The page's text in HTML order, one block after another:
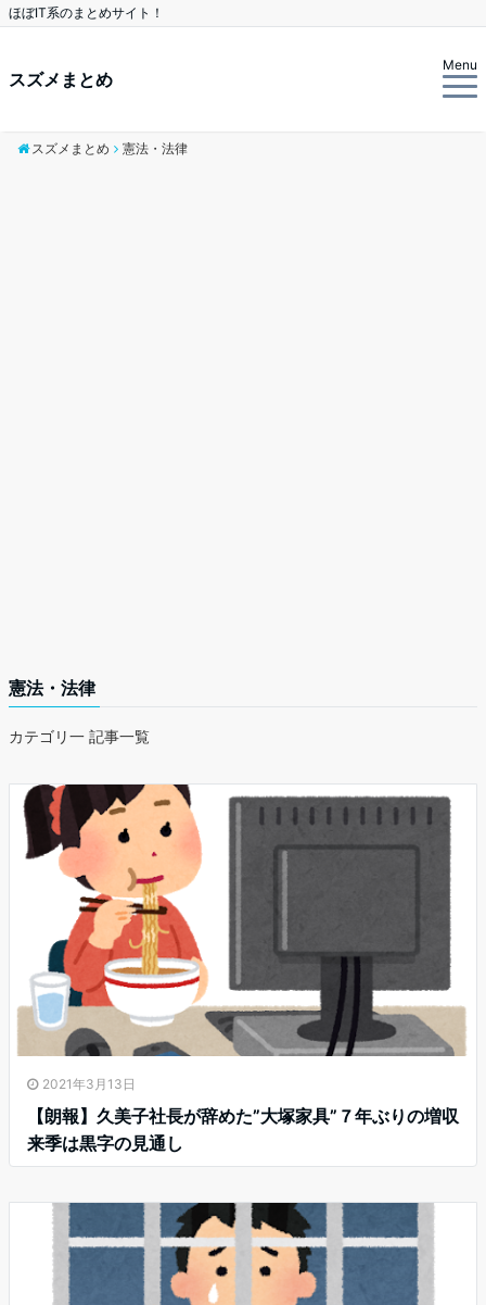
ほぼIT系のまとめサイト！
スズメまとめ
Menu
スズメまとめ 憲法・法律
憲法・法律
カテゴリ一 記事一覧
2021年3月13日
【朗報】久美子社長が辞めた”大塚家具”７年ぶりの増収
来季は黒字の見通し